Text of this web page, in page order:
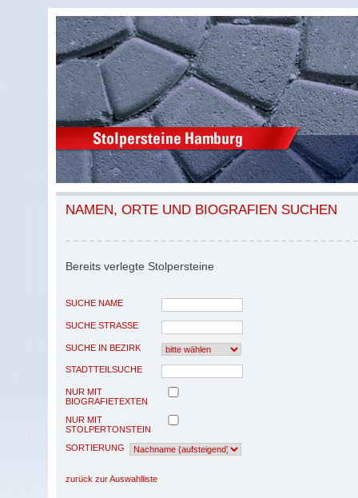
NAMEN, ORTE UND BIOGRAFIEN SUCHEN
Bereits verlegte Stolpersteine
SUCHE NAME
SUCHE STRASSE
SUCHE IN BEZIRK
STADTTEILSUCHE
NUR MIT
BIOGRAFIETEXTEN
NUR MIT
STOLPERTONSTEIN
SORTIERUNG
zurück zur Auswahlliste